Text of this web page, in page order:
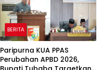
BERITA
Paripurna KUA PPAS
Perubahan APBD 2026,